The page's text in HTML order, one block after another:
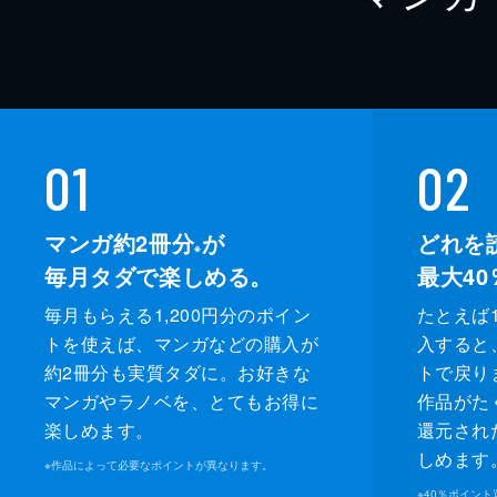
01
マンガ約2冊分※が
毎月タダで楽しめる。
毎月もらえる1,200円分のポイン
トを使えば、マンガなどの購入が
約2冊分も実質タダに。お好きな
マンガやラノベを、とてもお得に
楽しめます。
※作品によって必要なポイントが異なります。
02
どれを
最大40
たとえ
入する
トで戻
作品がた
還元され
しめます